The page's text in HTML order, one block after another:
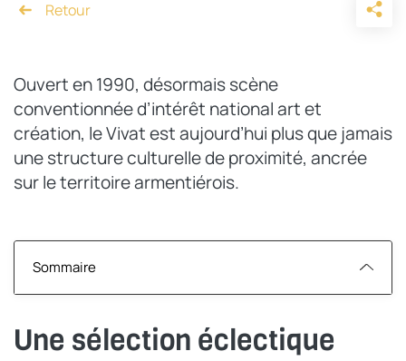
Accueil
Ouvert en 1990, désormais scène
conventionnée d’intérêt national art et
création, le Vivat est aujourd’hui plus que jamais
une structure culturelle de proximité, ancrée
sur le territoire armentiérois.
Sommaire
Une sélection éclectique